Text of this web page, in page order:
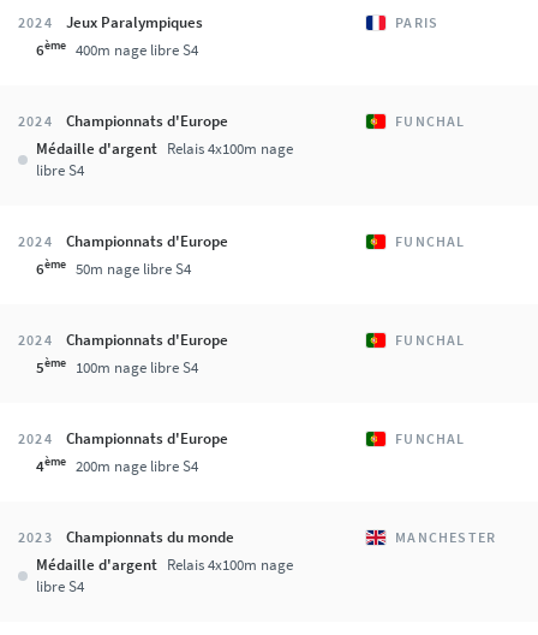
2024 Jeux Paralympiques PARIS
6ème 400m nage libre S4
2024 Championnats d'Europe FUNCHAL
Médaille d'argent Relais 4x100m nage
libre S4
2024 Championnats d'Europe FUNCHAL
6ème 50m nage libre S4
2024 Championnats d'Europe FUNCHAL
5ème 100m nage libre S4
2024 Championnats d'Europe FUNCHAL
4ème 200m nage libre S4
2023 Championnats du monde MANCHESTER
Médaille d'argent Relais 4x100m nage
libre S4